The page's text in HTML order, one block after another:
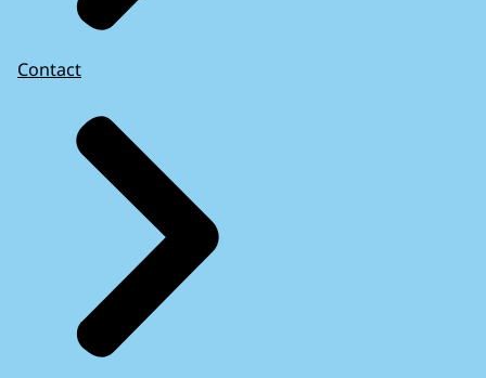
Contact